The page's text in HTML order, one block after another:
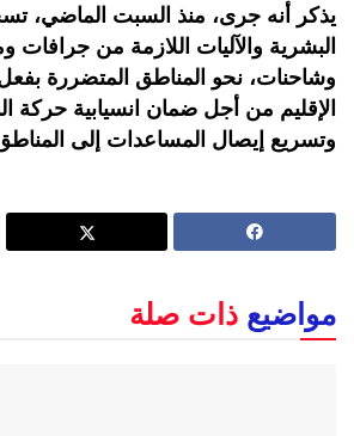
يذكر أنه جرى، منذ السبت الماضي،
البشرية والآليات اللازمة من جرافات
وشاحنات، نحو المناطق المتضررة
الإقليم من أجل ضمان انسيابية حركة
وتسريع إيصال المساعدات إلى
مواضيع ذات صلة